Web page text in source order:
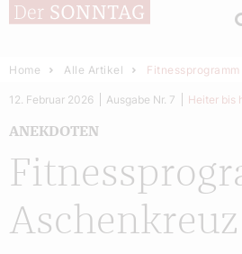
Home Alle Artikel
Aschenkreuz
ANEKDOTEN
12. Februar 2026 Ausgabe Nr. 7 Heiter bis